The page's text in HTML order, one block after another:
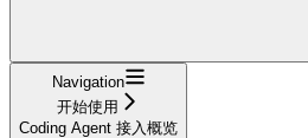
Navigation
开始使用
Coding Agent 接入概览